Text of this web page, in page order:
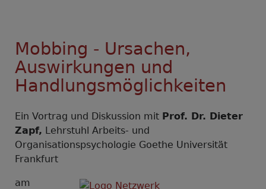
Mobbing - Ursachen,
Auswirkungen und
Handlungsmöglichkeiten
Ein Vortrag und Diskussion mit Prof. Dr. Dieter
Zapf, Lehrstuhl Arbeits- und
Organisationspsychologie Goethe Universität
Frankfurt
am